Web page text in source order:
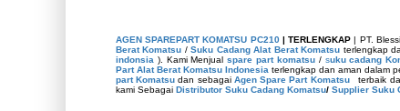
AGEN SPAREPART KOMATSU PC210| TERLENGKAP | PT.
Berat Komatsu / Suku Cadang Alat Berat Komatsu terlengkap
indonsia ). Kami Menjualspare part komatsu / suku cadang
Part Alat Berat Komatsu Indonesia terlengkap dan aman dalam
part Komatsu dan sebagai Agen Spare Part Komatsuterbaik
kami Sebagai Distributor Suku Cadang Komatsu/ Supplier Suku